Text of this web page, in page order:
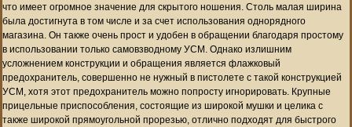
что имеет огромное значение для скрытого ношения. Столь малая ширина
была достигнута в том числе и за счет использования однорядного
магазина. Он также очень прост и удобен в обращении благодаря простому
в использовании только самовзводному УСМ. Однако излишним
усложнением конструкции и обращения является флажковый
предохранитель, совершенно не нужный в пистолете с такой конструкцией
УСМ, хотя этот предохранитель можно попросту игнорировать. Крупные
прицельные приспособления, состоящие из широкой мушки и целика с
также широкой прямоугольной прорезью, отлично подходят для быстрого